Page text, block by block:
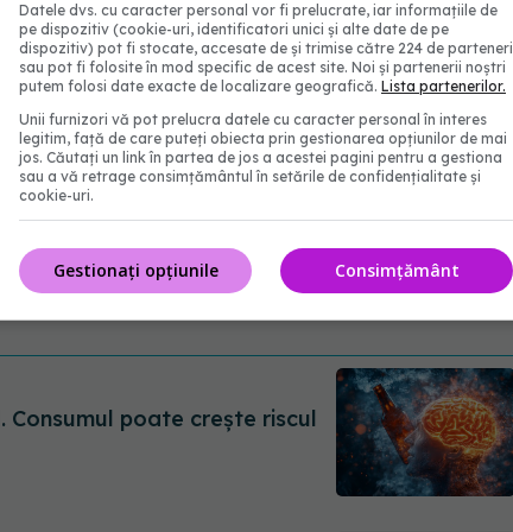
pozitivă.
au fost mult supraestimate, în timp ce spectrul
anterior.
poate crește riscul
Datele dvs. cu caracter personal vor fi prelucrate, iar informațiile de
pe dispozitiv (cookie-uri, identificatori unici și alte date de pe
dispozitiv) pot fi stocate, accesate de și trimise către 224 de parteneri
sau pot fi folosite în mod specific de acest site. Noi și partenerii noștri
putem folosi date exacte de localizare geografică. Lista partenerilor.
Unii furnizori vă pot prelucra datele cu caracter personal în interes
legitim, față de care puteți obiecta prin gestionarea opțiunilor de mai
jos. Căutați un link în partea de jos a acestei pagini pentru a gestiona
sau a vă retrage consimțământul în setările de confidențialitate și
cookie-uri.
Consimțământ
Gestionați opțiunile